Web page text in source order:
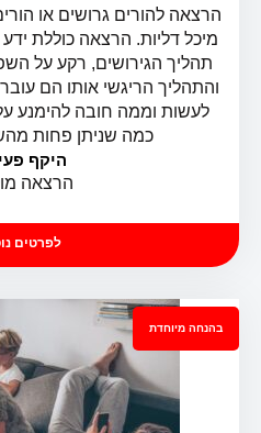
לקראת או בתוך
הרצאה להורים גרושים או
מיכל דליות. הרצאה כוללת
תהליך הגירושים, רקע על
והתהליך הריגשי אותו הם
לעשות וממה חובה להימנע
כמה שניתן פחות
היקף
הרצאה
לפרטים
בהנחה מיוחדת